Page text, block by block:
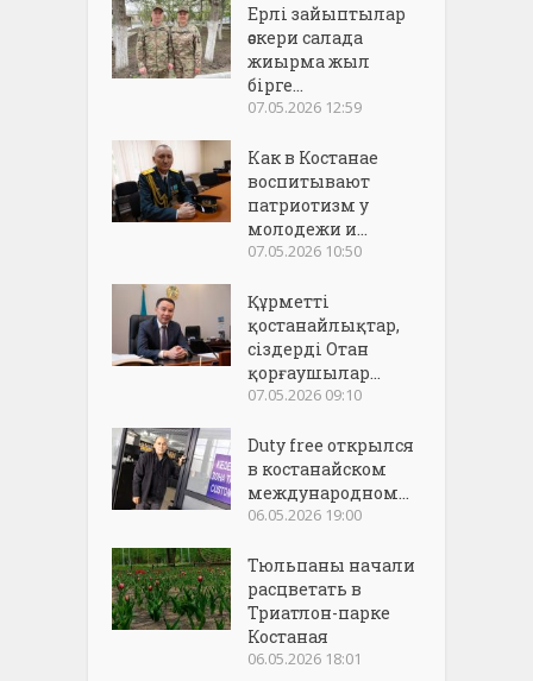
Ерлі зайыптылар
әскери салада
жиырма жыл
бірге...
07.05.2026 12:59
Как в Костанае
воспитывают
патриотизм у
молодежи и...
07.05.2026 10:50
Құрметті
қостанайлықтар,
сіздерді Отан
қорғаушылар...
07.05.2026 09:10
Duty free открылся
в костанайском
международном...
06.05.2026 19:00
Тюльпаны начали
расцветать в
Триатлон-парке
Костаная
06.05.2026 18:01